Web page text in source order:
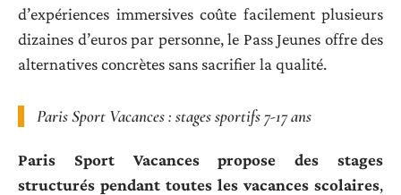
d’expériences immersives coûte facilement plusieurs
dizaines d’euros par personne, le Pass Jeunes offre des
alternatives concrètes sans sacrifier la qualité.
Paris Sport Vacances : stages sportifs 7-17 ans
Paris Sport Vacances propose des stages
structurés pendant toutes les vacances scolaires,